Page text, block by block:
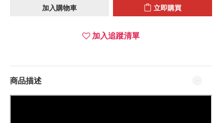
加入購物車 立即購買
加入追蹤清單
商品描述